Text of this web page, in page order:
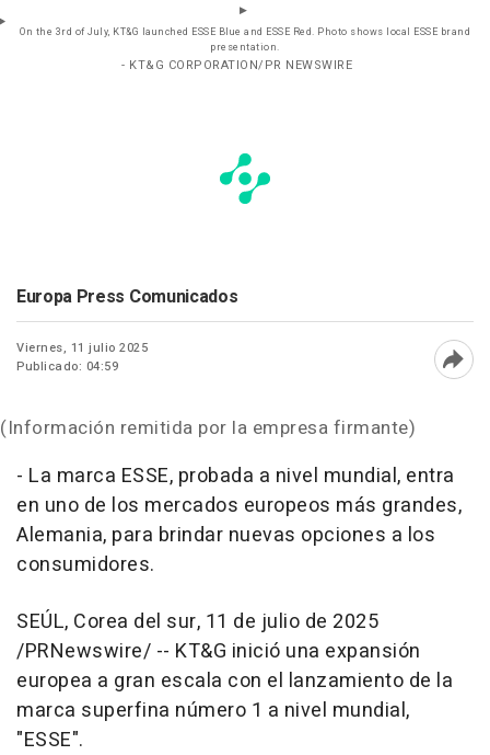
On the 3rd of July, KT&G launched ESSE Blue and ESSE Red. Photo shows local ESSE brand
presentation.
- KT&G CORPORATION/PR NEWSWIRE
Europa Press Comunicados
Viernes, 11 julio 2025
Publicado: 04:59
(Información remitida por la empresa firmante)
- La marca ESSE, probada a nivel mundial, entra
en uno de los mercados europeos más grandes,
Alemania, para brindar nuevas opciones a los
consumidores.
SEÚL, Corea del sur, 11 de julio de 2025
/PRNewswire/ -- KT&G inició una expansión
europea a gran escala con el lanzamiento de la
marca superfina número 1 a nivel mundial,
"ESSE".